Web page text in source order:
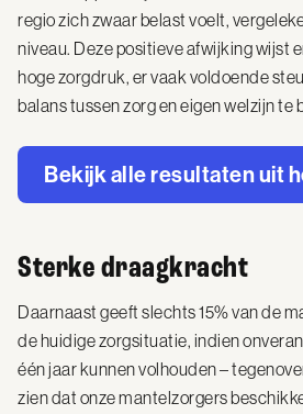
regio zich zwaar belast voelt,
niveau. Deze positieve afwijking wijst
hoge zorgdruk, er vaak voldoende
balans tussen zorg en eigen welzijn te
Bekijk alle resultaten uit
Sterke draagkracht
Daarnaast geeft slechts 15% van de
de huidige zorgsituatie, indien
één jaar kunnen volhouden –
zien dat onze mantelzorgers